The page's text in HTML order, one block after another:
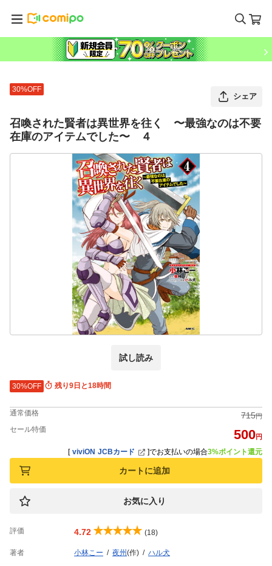
30%OFF
シェア
召喚された賢者は異世界を往く 〜最強なのは不要
在庫のアイテムでした〜 ４
試し読み
30%OFF 残り9日と18時間
通常価格 715円
セール特価 500円
[ viviON JCBカード ]でお支払いの場合3%ポイント還元
カートに追加
お気に入り
評価 4.72 (18)
著者 小林こー 夜州(作) ハル犬